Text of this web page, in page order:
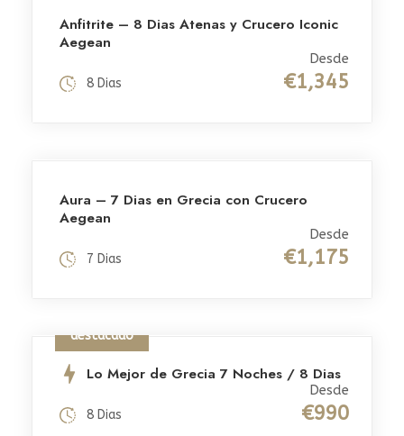
Anfitrite – 8 Dias Atenas y Crucero Iconic
Aegean
Desde
€1,345
8 Dias
Aura – 7 Dias en Grecia con Crucero
Aegean
Desde
€1,175
7 Dias
destacado
Lo Mejor de Grecia 7 Noches / 8 Dias
Desde
€990
8 Dias